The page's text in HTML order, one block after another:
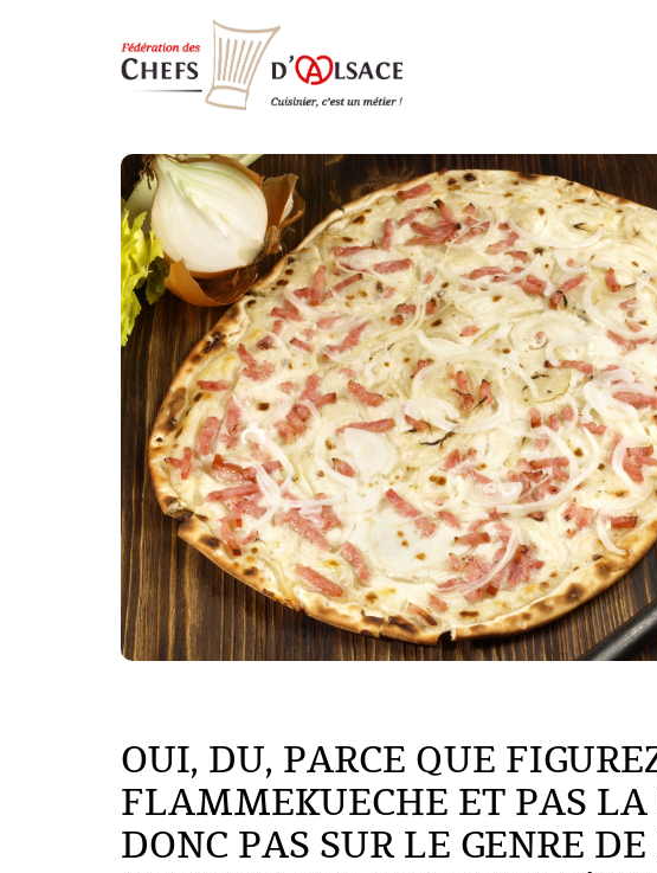
OUI, DU, PARCE QUE
FLAMMEKUECHE ET PAS
DONC PAS SUR LE GENRE